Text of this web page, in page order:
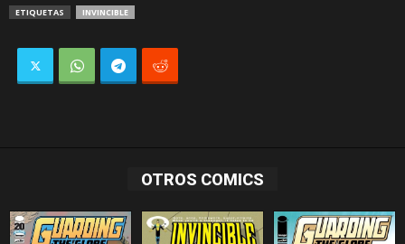
ETIQUETAS INVINCIBLE
OTROS COMICS